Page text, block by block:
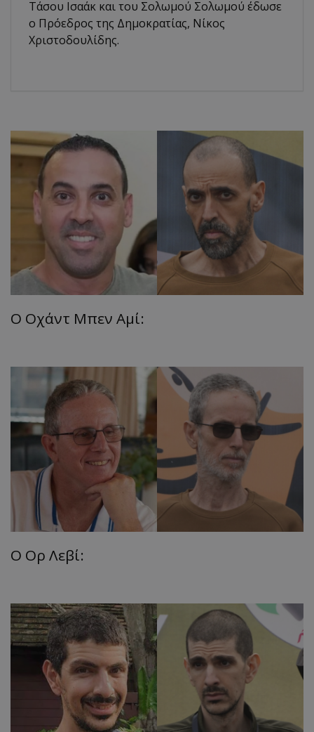
Τάσου Ισαάκ και του Σολωμού Σολωμού έδωσε
ο Πρόεδρος της Δημοκρατίας, Νίκος
Χριστοδουλίδης.
Ο Οχάντ Μπεν Αμί:
Ο Ορ Λεβί: